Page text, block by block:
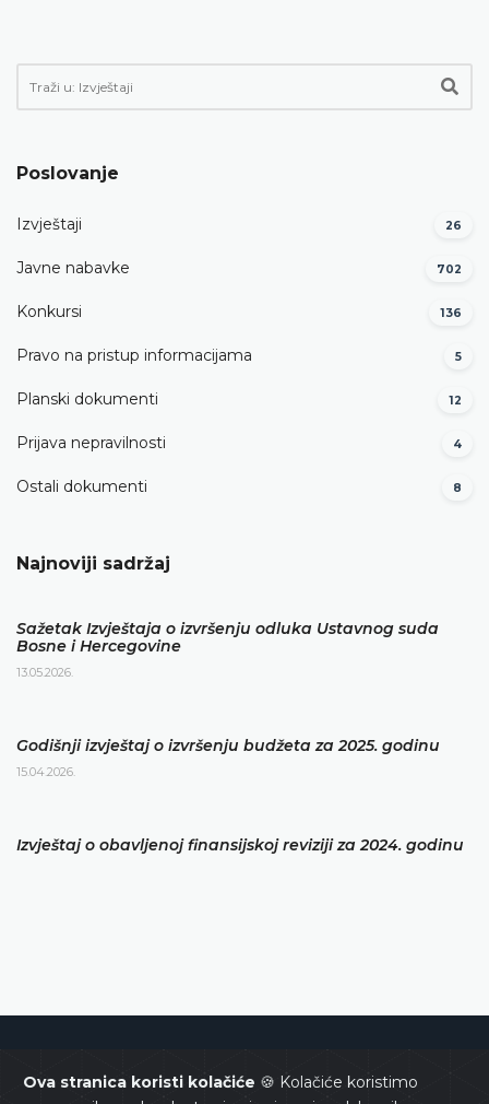
Ova stranica koristi kolačiće 🍪 Kolačiće koristimo
Poslovanje
Izvještaji 26
Javne nabavke 702
Konkursi 136
Pravo na pristup informacijama 5
Planski dokumenti 12
Prijava nepravilnosti 4
Ostali dokumenti 8
Najnoviji sadržaj
Sažetak Izvještaja o izvršenju odluka Ustavnog suda
Bosne i Hercegovine
13.05.2026.
Godišnji izvještaj o izvršenju budžeta za 2025. godinu
15.04.2026.
Izvještaj o obavljenoj finansijskoj reviziji za 2024. godinu